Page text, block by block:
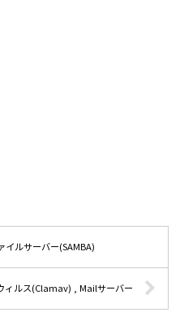
ルサーバー(SAMBA)
ィルス(Clamav) , Mailサーバー